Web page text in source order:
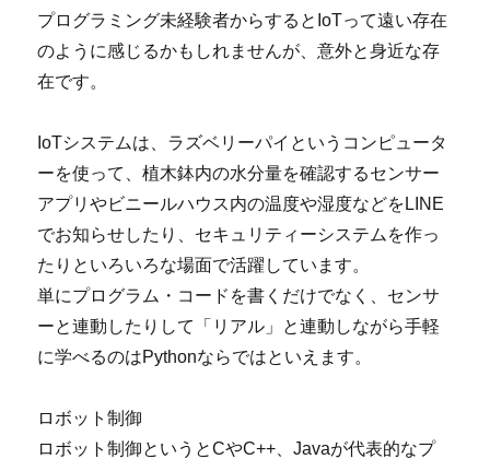
プログラミング未経験者からするとIoTって遠い存在
のように感じるかもしれませんが、意外と身近な存
在です。
IoTシステムは、ラズベリーパイというコンピュータ
ーを使って、植木鉢内の水分量を確認するセンサー
アプリやビニールハウス内の温度や湿度などをLINE
でお知らせしたり、セキュリティーシステムを作っ
たりといろいろな場面で活躍しています。
単にプログラム・コードを書くだけでなく、センサ
ーと連動したりして「リアル」と連動しながら手軽
に学べるのはPythonならではといえます。
ロボット制御
ロボット制御というとCやC++、Javaが代表的なプ